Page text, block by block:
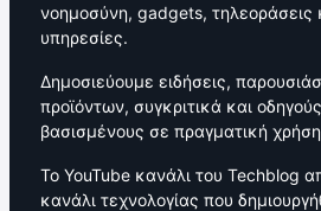
νοημοσύνη, gadgets, τηλεοράσεις
υπηρεσίες.
Δημοσιεύουμε ειδήσεις,
προϊόντων, συγκριτικά και
βασισμένους σε πραγματική χρήση
Το YouTube κανάλι του Techblog
κανάλι τεχνολογίας που